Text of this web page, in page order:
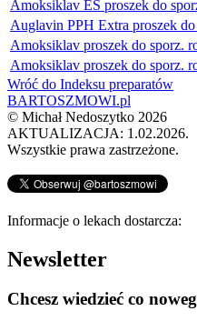
Amoksiklav ES proszek do
Auglavin PPH Extra proszek
Amoksiklav proszek do sporz.
Amoksiklav proszek do sporz.
Wróć do Indeksu preparatów
BARTOSZMOWI.pl
© Michał Nedoszytko 2026
AKTUALIZACJA: 1.02.2026.
Wszystkie prawa zastrzeżone.
Informacje o lekach dostarcza:
Newsletter
Chcesz wiedzieć co